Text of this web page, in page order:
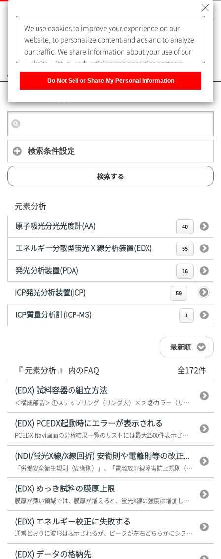
よくあるご質問（FAQ）
検索条件設定
検索する
元素分析
原子吸光分光光度計(AA) 40
エネルギー分散型蛍光Ｘ線分析装置(EDX) 55
発光分析装置(PDA) 16
ICP発光分析装置(ICP) 59
ICP質量分析計(ICP-MS) 1
最新順
『 元素分析 』 内のFAQ 全172件
(EDX) 試料容器の組立方法
＜構成部品＞ ①スナップリング（リング大）×２ ②カラー（リング小）×...
(EDX) PCEDX起動時にエラーが表示される
PCEDX-Navi画面の分析結果一覧のリストには最大2500件表示されま...
(NDI/蛍光X線/X線回折) 安衛則や電離則等の改正...
「労働安全衛生規則（安衛則）」、「電離放射線障害防止規則（電離則）」と「透...
(EDX) めっき試料の膜厚上限
膜厚が薄い領域では、膜厚が増えると、蛍光X線の強度は増加します。 膜厚が...
(EDX) エネルギー校正に失敗する
通常どおりに波形は表示されるが、ピークが左右どちらかにシフトしている場合は...
(EDX) データの格納先
We use cookies to improve your experience on our
website, to personalize content and ads and to analyze
our traffic. We share information about your use of our
website with our advertising and analytics partners,
of our sharing information about you with our partners.
Information] to customize your cookie settings on our
website. Privacy Policy
Do Not Sell or Share My Personal Information